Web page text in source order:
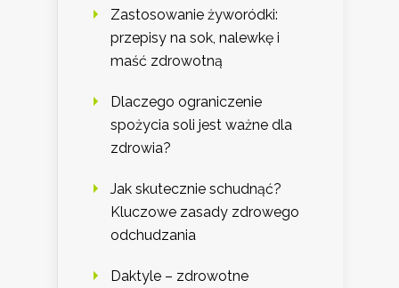
Zastosowanie żyworódki:
przepisy na sok, nalewkę i
maść zdrowotną
Dlaczego ograniczenie
spożycia soli jest ważne dla
zdrowia?
Jak skutecznie schudnąć?
Kluczowe zasady zdrowego
odchudzania
Daktyle – zdrowotne